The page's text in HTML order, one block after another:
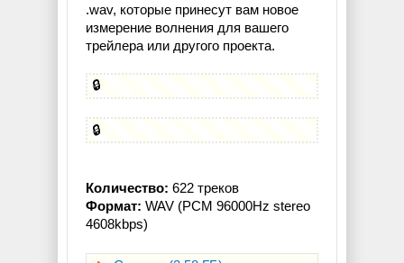
.wav, которые принесут вам новое
измерение волнения для вашего
трейлера или другого проекта.
🔒
🔒
Количество: 622 треков
Формат: WAV (PCM 96000Hz stereo
4608kbps)